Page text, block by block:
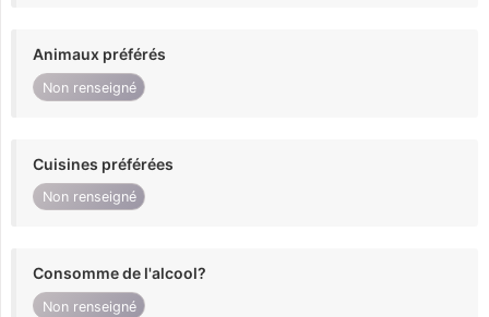
Animaux préférés
Non renseigné
Cuisines préférées
Non renseigné
Consomme de l'alcool?
Non renseigné